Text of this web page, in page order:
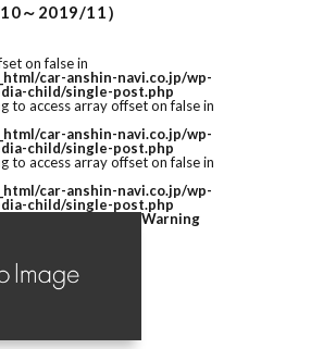
～2019/11）
on false in
car-anshin-navi.co.jp/wp-
child/single-post.php
to access array offset on false in
car-anshin-navi.co.jp/wp-
child/single-post.php
to access array offset on false in
car-anshin-navi.co.jp/wp-
child/single-post.php
Warning